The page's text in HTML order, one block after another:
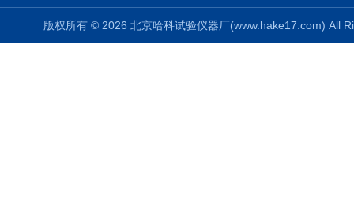
版权所有 © 2026 北京哈科试验仪器厂(www.hake17.com)